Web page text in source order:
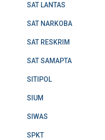
SAT LANTAS
SAT NARKOBA
SAT RESKRIM
SAT SAMAPTA
SITIPOL
SIUM
SIWAS
SPKT